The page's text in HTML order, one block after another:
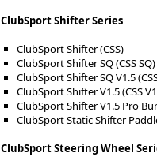
ClubSport Shifter Series
ClubSport Shifter (CSS)
ClubSport Shifter SQ (CSS SQ)
ClubSport Shifter SQ V1.5
ClubSport Shifter V1.5 (CSS
ClubSport Shifter V1.5 Pro
ClubSport Static Shifter
ClubSport Steering Wheel